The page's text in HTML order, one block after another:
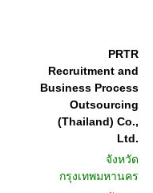
PRTR
Recruitment and
Business Process
Outsourcing
(Thailand) Co.,
Ltd.
จังหวัด
กรุงเทพมหานคร